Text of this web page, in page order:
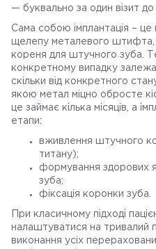
— буквально за один візит до
Сама собою імплантація –
щелепу металевого штифта,
кореня для штучного зуба.
конкретному випадку
скільки від конкретного
якою метал міцно обросте
це займає кілька місяців, а
етапи:
вживлення штучного
титану);
формування здорових
зуба;
фіксація коронки зуба.
При класичному підході
налаштуватися на тривалий
виконання усіх